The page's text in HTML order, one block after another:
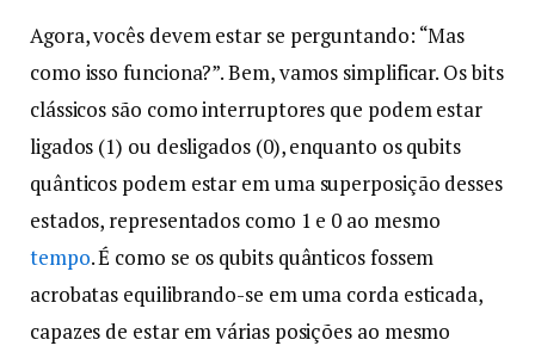
Agora, vocês devem estar se perguntando: “Mas
como isso funciona?”. Bem, vamos simplificar. Os bits
clássicos são como interruptores que podem estar
ligados (1) ou desligados (0), enquanto os qubits
quânticos podem estar em uma superposição desses
estados, representados como 1 e 0 ao mesmo
tempo. É como se os qubits quânticos fossem
acrobatas equilibrando-se em uma corda esticada,
capazes de estar em várias posições ao mesmo